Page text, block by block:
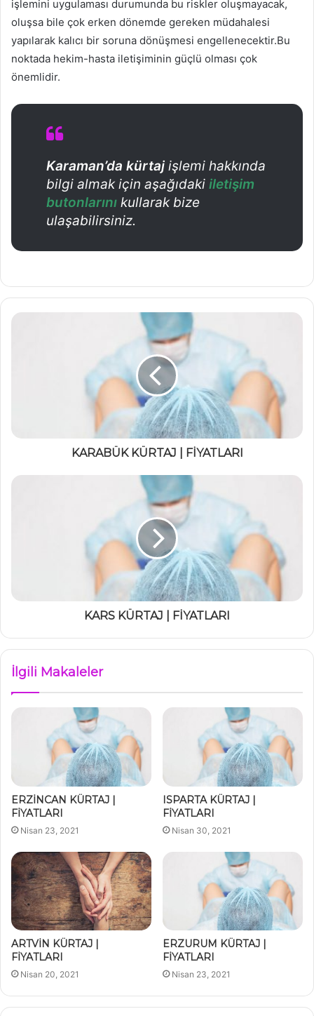
işlemini uygulaması durumunda bu riskler oluşmayacak,
oluşsa bile çok erken dönemde gereken müdahalesi
yapılarak kalıcı bir soruna dönüşmesi engellenecektir.Bu
noktada hekim-hasta iletişiminin güçlü olması çok
önemlidir.
Karaman’da kürtaj işlemi hakkında
bilgi almak için aşağıdaki iletişim
butonlarını kullarak bize
ulaşabilirsiniz.
KARABÜK KÜRTAJ | FİYATLARI
KARS KÜRTAJ | FİYATLARI
İlgili Makaleler
ERZİNCAN KÜRTAJ |
FİYATLARI
Nisan 23, 2021
ISPARTA KÜRTAJ |
FİYATLARI
Nisan 30, 2021
ARTVİN KÜRTAJ |
FİYATLARI
Nisan 20, 2021
ERZURUM KÜRTAJ |
FİYATLARI
Nisan 23, 2021